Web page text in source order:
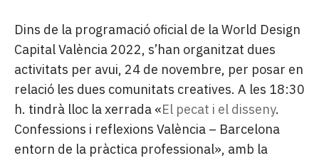
Dins de la programació oficial de la World Design
Capital València 2022, s’han organitzat dues
activitats per avui, 24 de novembre, per posar en
relació les dues comunitats creatives. A les 18:30
h. tindrà lloc la xerrada «El pecat i el disseny.
Confessions i reflexions València – Barcelona
entorn de la pràctica professional», amb la